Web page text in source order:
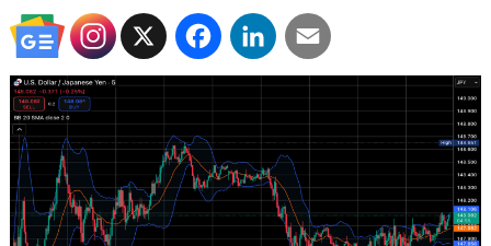
X FacebookLinkedInEmail